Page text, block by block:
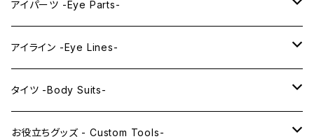
プレミアムレンズアイ -Premium Lens eye-
IDOL series
PRINCESS series
KAWAII Little series
ドールマスク -Doll Masks-
ロング -Long-
ミドル -Middle-
アイパーツ -Eye Parts-
レンズアイ -Lens Eyes-
レンズアイ
レンズアイEX
クリスタルアイ -Crystal Eyes-
アイライン -Eye Lines-
アイラインステッカー -Eye Line Stickers-
まゆ毛 -Eyebrows-
タイツ -Body Suits-
全身タイツ -Full Body Suits-
お役立ちグッズ - Custom Tools-